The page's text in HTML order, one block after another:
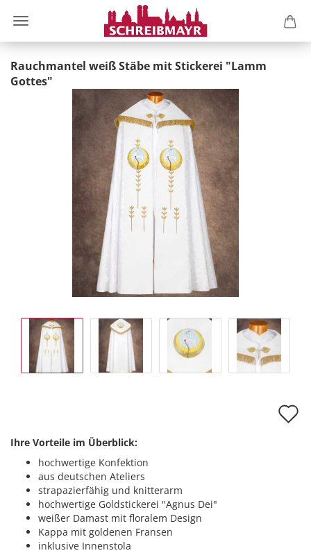
Rauchmantel weiß Stäbe mit Stickerei "Lamm
Gottes"
Ihre Vorteile im Überblick:
hochwertige Konfektion
aus deutschen Ateliers
strapazierfähig und knitterarm
hochwertige Goldstickerei "Agnus Dei"
weißer Damast mit floralem Design
Kappa mit goldenen Fransen
inklusive Innenstola